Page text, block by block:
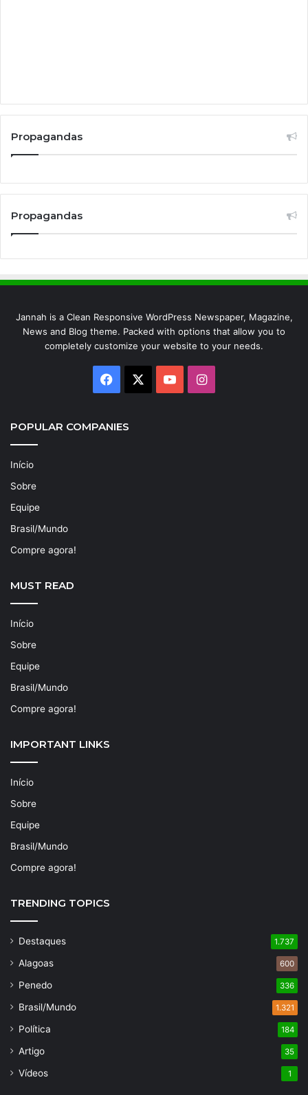
Propagandas
Propagandas
Jannah is a Clean Responsive WordPress Newspaper, Magazine,
News and Blog theme. Packed with options that allow you to
completely customize your website to your needs.
Facebook YouTubeInstagram
POPULAR COMPANIES
Início
Sobre
Equipe
Brasil/Mundo
Compre agora!
MUST READ
Início
Sobre
Equipe
Brasil/Mundo
Compre agora!
IMPORTANT LINKS
Início
Sobre
Equipe
Brasil/Mundo
Compre agora!
TRENDING TOPICS
Destaques 1.737
Alagoas 600
Penedo 336
Brasil/Mundo 1.321
Política 184
Artigo 35
Vídeos 1